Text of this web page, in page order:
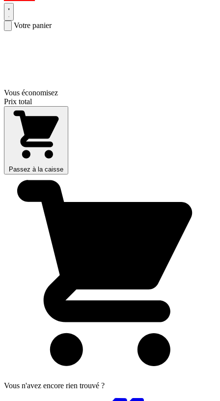
Votre panier
Vous économisez
Prix total
Passez à la caisse
Vous n'avez encore rien trouvé ?